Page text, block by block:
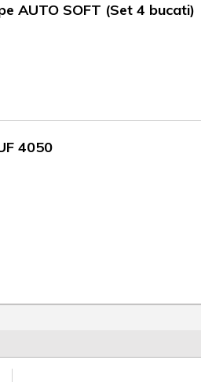
AUTO SOFT (Set 4 bucati)
4050